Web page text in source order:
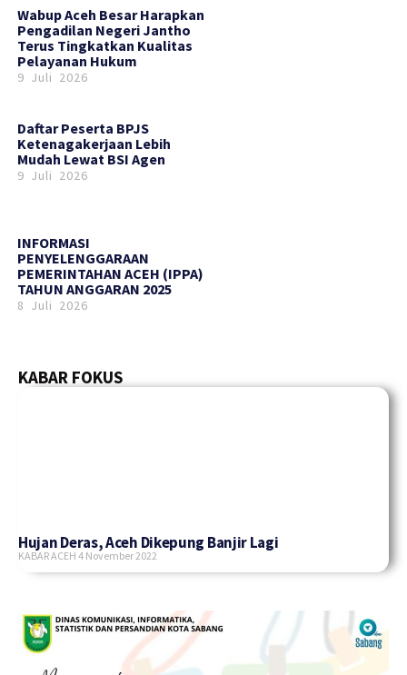
Wabup Aceh Besar Harapkan
Pengadilan Negeri Jantho
Terus Tingkatkan Kualitas
Pelayanan Hukum
9 Juli 2026
Daftar Peserta BPJS
Ketenagakerjaan Lebih
Mudah Lewat BSI Agen
9 Juli 2026
INFORMASI
PENYELENGGARAAN
PEMERINTAHAN ACEH (IPPA)
TAHUN ANGGARAN 2025
8 Juli 2026
KABAR FOKUS
Hujan Deras, Aceh Dikepung Banjir Lagi
KABAR ACEH 4 November 2022